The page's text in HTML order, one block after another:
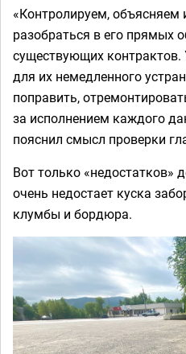
«Контролируем,
разобраться в его прямых
существующих
для их немедленного
поправить,
за исполнением каждого
пояснил смысл проверки
Вот только «недостатков»
очень недостает куска
клумбы и бордюра.